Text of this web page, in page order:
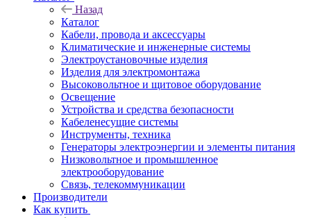
Назад
Каталог
Кабели, провода и аксессуары
Климатические и инженерные системы
Электроустановочные изделия
Изделия для электромонтажа
Высоковольтное и щитовое оборудование
Освещение
Устройства и средства безопасности
Кабеленесущие системы
Инструменты, техника
Генераторы электроэнергии и элементы питания
Низковольтное и промышленное
электрооборудование
Связь, телекоммуникации
Производители
Как купить